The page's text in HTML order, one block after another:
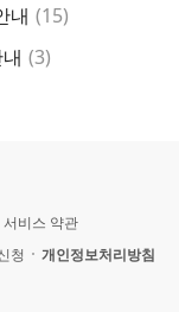
내 댓
(15)
댓
(3)
서비스 약관
청 개인정보처리방침